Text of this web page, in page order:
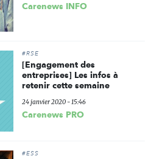
Carenews INFO
#RSE
[Engagement des
entreprises] Les infos à
retenir cette semaine
24 janvier 2020 - 15:46
Carenews PRO
#ESS